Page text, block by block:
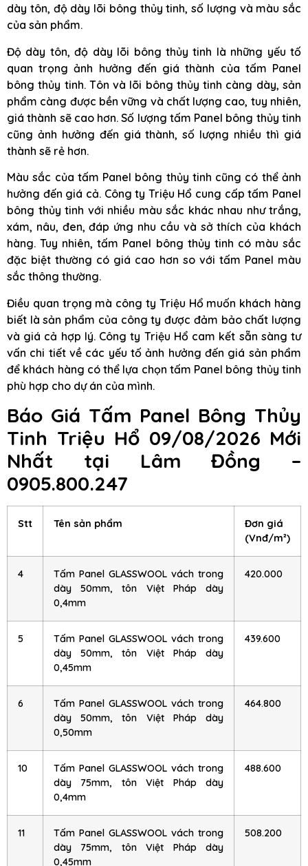
dày tôn, độ dày lõi bông thủy tinh, số lượng và màu sắc
của sản phẩm.
Độ dày tôn, độ dày lõi bông thủy tinh là những yếu tố
quan trọng ảnh hưởng đến giá thành của tấm Panel
bông thủy tinh. Tôn và lõi bông thủy tinh càng dày, sản
phẩm càng được bền vững và chất lượng cao, tuy nhiên,
giá thành sẽ cao hơn. Số lượng tấm Panel bông thủy tinh
cũng ảnh hưởng đến giá thành, số lượng nhiều thì giá
thành sẽ rẻ hơn.
Màu sắc của tấm Panel bông thủy tinh cũng có thể ảnh
hưởng đến giá cả. Công ty Triệu Hổ cung cấp tấm Panel
bông thủy tinh với nhiều màu sắc khác nhau như trắng,
xám, nâu, đen, đáp ứng nhu cầu và sở thích của khách
hàng. Tuy nhiên, tấm Panel bông thủy tinh có màu sắc
đặc biệt thường có giá cao hơn so với tấm Panel màu
sắc thông thường.
Điều quan trọng mà công ty Triệu Hổ muốn khách hàng
biết là sản phẩm của công ty được đảm bảo chất lượng
và giá cả hợp lý. Công ty Triệu Hổ cam kết sẵn sàng tư
vấn chi tiết về các yếu tố ảnh hưởng đến giá sản phẩm
để khách hàng có thể lựa chọn tấm Panel bông thủy tinh
phù hợp cho dự án của mình.
Báo Giá Tấm Panel Bông Thủy
Tinh Triệu Hổ 09/08/2026 Mới
Nhất tại Lâm Đồng –
0905.800.247
Stt Tên sản phẩm
Đơn giá
(Vnđ/m²)
4
Tấm Panel GLASSWOOL vách trong
dày 50mm, tôn Việt Pháp dày
0,4mm
420.000
5
Tấm Panel GLASSWOOL vách trong
dày 50mm, tôn Việt Pháp dày
0,45mm
439.600
6
Tấm Panel GLASSWOOL vách trong
dày 50mm, tôn Việt Pháp dày
0,50mm
464.800
10
Tấm Panel GLASSWOOL vách trong
dày 75mm, tôn Việt Pháp dày
0,4mm
488.600
11
Tấm Panel GLASSWOOL vách trong
dày 75mm, tôn Việt Pháp dày
0,45mm
508.200